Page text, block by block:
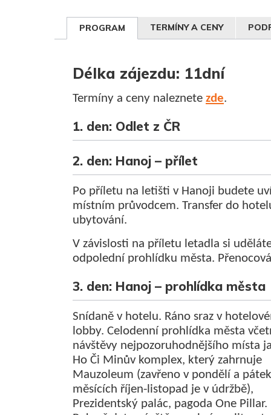
PROGRAM TERMÍNY A CENY
Délka zájezdu: 11dní
Termíny a ceny naleznete zde.
1. den: Odlet z ČR
2. den: Hanoj – přílet
Po příletu na letišti v Hanoji budete
místním průvodcem. Transfer do
ubytování.
V závislosti na příletu letadla si
odpolední prohlídku města.
3. den: Hanoj – prohlídka města
Snídaně v hotelu. Ráno sraz v
lobby. Celodenní prohlídka města
návštěvy nejpozoruhodnějšího místa
Ho Či Minův komplex, který zahrnuje
Mauzoleum (zavřeno v pondělí a
měsících říjen-listopad je v údržbě),
Prezidentský palác, pagoda One Pillar.